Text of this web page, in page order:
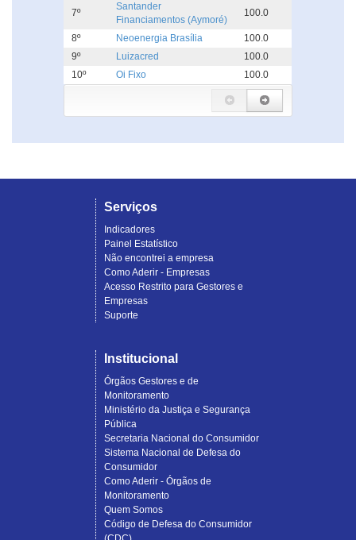
7º
Santander
Financiamentos (Aymoré)
100.0
8º Neoenergia Brasília
100.0
9º
Luizacred
100.0
10º
Oi Fixo 100.0
Serviços
Indicadores
Painel Estatístico
Não encontrei a empresa
Como Aderir - Empresas
Acesso Restrito para Gestores e
Empresas
Suporte
Institucional
Órgãos Gestores e de
Monitoramento
Ministério da Justiça e Segurança
Pública
Secretaria Nacional do Consumidor
Sistema Nacional de Defesa do
Consumidor
Como Aderir - Órgãos de
Monitoramento
Quem Somos
Código de Defesa do Consumidor